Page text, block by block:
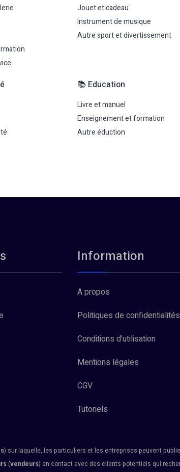
Jouet et cadeau
Instrument de musique
Autre sport et divertissement
📚 Education
Livre et manuel
Enseignement et formation
Autre éduction
Information
A propos
Politiques de confidentialités
Conditions d'utilisation
Mentions légales
CGV
Tutoriels
) sur laquelle, les particuliers et les entreprises peuvent
(vendeurs) en contact avec des clients potentiels qui